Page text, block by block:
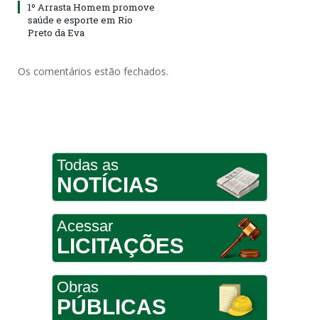
1º Arrasta Homem promove
saúde e esporte em Rio
Preto da Eva
Os comentários estão fechados.
Todas as
NOTÍCIAS
Acessar
LICITAÇÕES
Obras
PÚBLICAS